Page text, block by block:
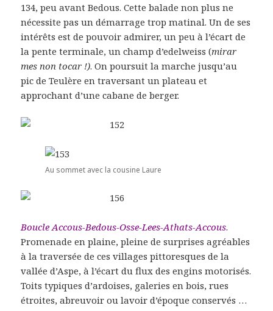
134, peu avant Bedous. Cette balade non plus ne
nécessite pas un démarrage trop matinal. Un de ses
intérêts est de pouvoir admirer, un peu à l’écart de
la pente terminale, un champ d’edelweiss (mirar
mes non tocar !). On poursuit la marche jusqu’au
pic de Teulère en traversant un plateau et
approchant d’une cabane de berger.
Au sommet avec la cousine Laure
Boucle Accous-Bedous-Osse-Lees-Athats-Accous.
Promenade en plaine, pleine de surprises agréables
à la traversée de ces villages pittoresques de la
vallée d’Aspe, à l’écart du flux des engins motorisés.
Toits typiques d’ardoises, galeries en bois, rues
étroites, abreuvoir ou lavoir d’époque conservés …